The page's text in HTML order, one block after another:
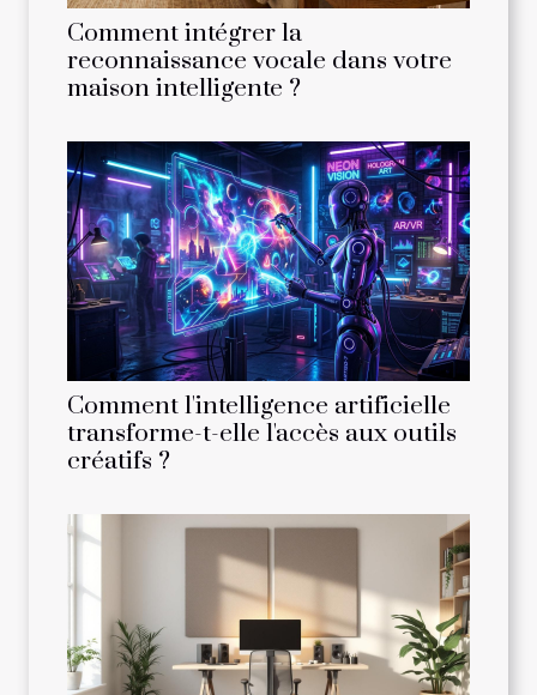
Comment intégrer la
reconnaissance vocale dans votre
maison intelligente ?
Comment l'intelligence artificielle
transforme-t-elle l'accès aux outils
créatifs ?